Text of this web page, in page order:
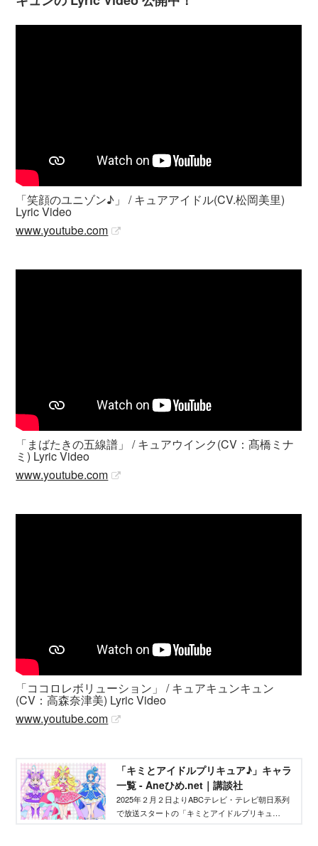
「笑顔のユニゾン♪」 / キュアアイドル(CV.松岡美里)
Lyric Video
www.youtube.com
「まばたきの五線譜」 / キュアウインク(CV：髙橋ミナ
ミ) Lyric Video
www.youtube.com
「ココロレボリューション」 / キュアキュンキュン
(CV：高森奈津美) Lyric Video
www.youtube.com
「キミとアイドルプリキュア♪」キャラ
一覧 - Aneひめ.net｜講談社
2025年２月２日よりABCテレビ・テレビ朝日系列
で放送スタートの「キミとアイドルプリキュ